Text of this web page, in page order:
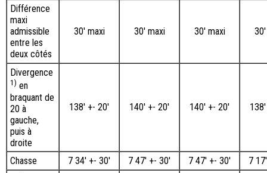
Différence
maxi
admissible
entre les
deux côtés
30' maxi 30' maxi 30' maxi
Divergence
1) en
braquant de
20 à
gauche,
puis à
droite
138′ +- 20′ 140′ +- 20′ 140′ +- 20′
Chasse 7 34′ +- 30′ 7 47′ +- 30′ 7 47′ +- 30′
7